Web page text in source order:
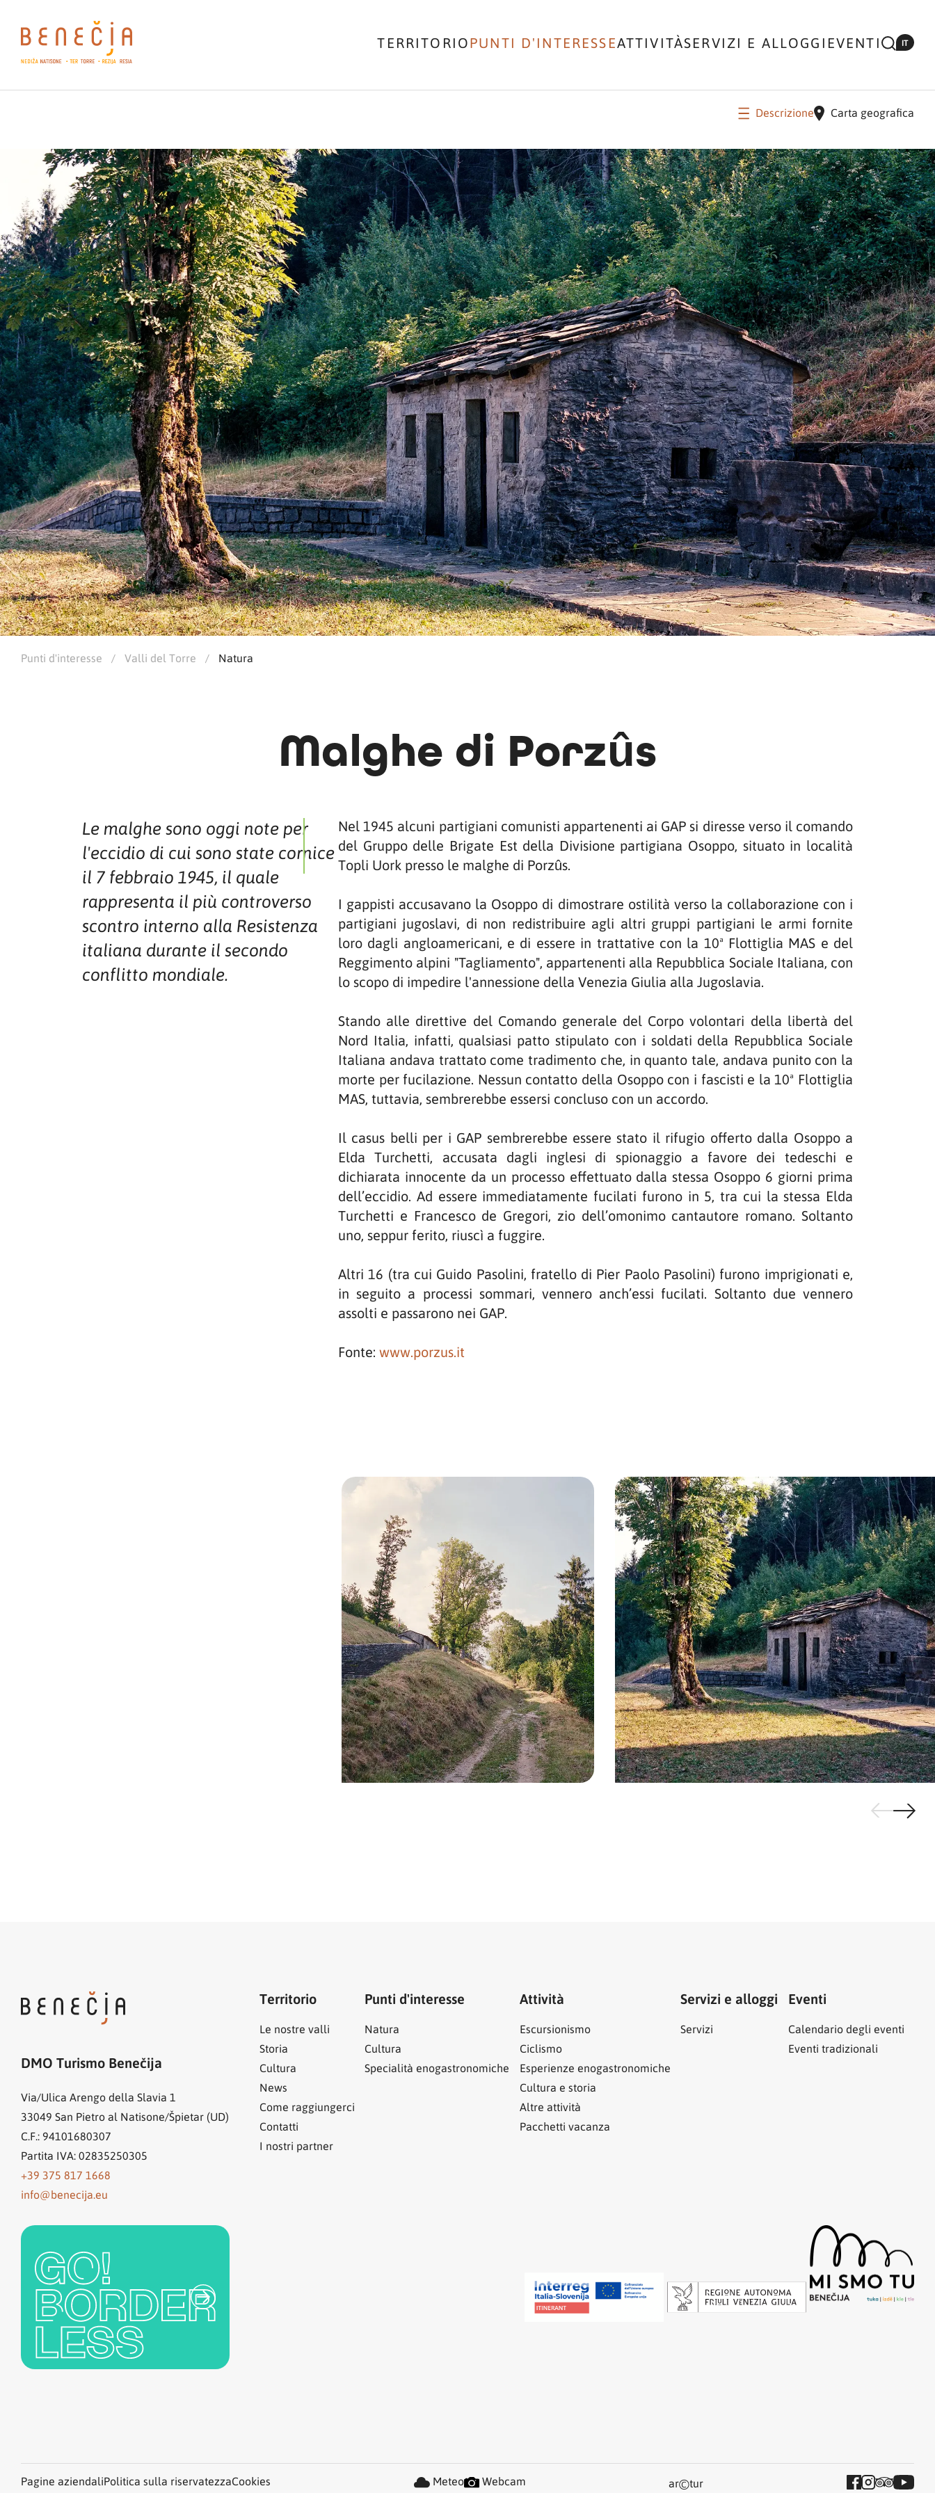
TERRITORIOPUNTI D'INTERESSEATTIVITÀSERVIZI E ALLOGGI EVENTI IT
Descrizione Carta geografica
Punti d'interesse / Valli del Torre / Natura
Malghe di Porzûs
Le malghe sono oggi note per
l'eccidio di cui sono state cornice
il 7 febbraio 1945, il quale
rappresenta il più controverso
scontro interno alla Resistenza
italiana durante il secondo
conflitto mondiale.
Nel 1945 alcuni partigiani comunisti appartenenti ai GAP si diresse verso il comando
del Gruppo delle Brigate Est della Divisione partigiana Osoppo, situato in località
Topli Uork presso le malghe di Porzûs.
I gappisti accusavano la Osoppo di dimostrare ostilità verso la collaborazione con i
partigiani jugoslavi, di non redistribuire agli altri gruppi partigiani le armi fornite
loro dagli angloamericani, e di essere in trattative con la 10ª Flottiglia MAS e del
Reggimento alpini "Tagliamento", appartenenti alla Repubblica Sociale Italiana, con
lo scopo di impedire l'annessione della Venezia Giulia alla Jugoslavia.
Stando alle direttive del Comando generale del Corpo volontari della libertà del
Nord Italia, infatti, qualsiasi patto stipulato con i soldati della Repubblica Sociale
Italiana andava trattato come tradimento che, in quanto tale, andava punito con la
morte per fucilazione. Nessun contatto della Osoppo con i fascisti e la 10ª Flottiglia
MAS, tuttavia, sembrerebbe essersi concluso con un accordo.
Il casus belli per i GAP sembrerebbe essere stato il rifugio offerto dalla Osoppo a
Elda Turchetti, accusata dagli inglesi di spionaggio a favore dei tedeschi e
dichiarata innocente da un processo effettuato dalla stessa Osoppo 6 giorni prima
dell’eccidio. Ad essere immediatamente fucilati furono in 5, tra cui la stessa Elda
Turchetti e Francesco de Gregori, zio dell’omonimo cantautore romano. Soltanto
uno, seppur ferito, riuscì a fuggire.
Altri 16 (tra cui Guido Pasolini, fratello di Pier Paolo Pasolini) furono imprigionati e,
in seguito a processi sommari, vennero anch’essi fucilati. Soltanto due vennero
assolti e passarono nei GAP.
Fonte: www.porzus.it
DMO Turismo Benečija
Via/Ulica Arengo della Slavia 1
33049 San Pietro al Natisone/Špietar (UD)
C.F.: 94101680307
Partita IVA: 02835250305
+39 375 817 1668
info@benecija.eu
Territorio
Le nostre valli
Storia
Cultura
News
Come raggiungerci
Contatti
I nostri partner
Punti d'interesse
Natura
Cultura
Specialità enogastronomiche
Attività
Escursionismo
Ciclismo
Esperienze enogastronomiche
Cultura e storia
Altre attività
Pacchetti vacanza
Servizi e alloggi
Servizi
Eventi
Calendario degli eventi
Eventi tradizionali
Pagine aziendaliPolitica sulla riservatezzaCookies Meteo Webcam ar©tur